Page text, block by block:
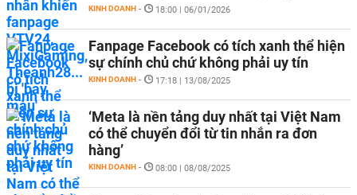
KINH DOANH - 18:00 | 06/01/2026
Fanpage Facebook có tích xanh thể hiện
sự chính chủ chứ không phải uy tín
KINH DOANH - 17:18 | 13/08/2025
‘Meta là nền tảng duy nhất tại Việt Nam
có thể chuyển đổi từ tin nhắn ra đơn
hàng’
KINH DOANH - 08:00 | 08/08/2025